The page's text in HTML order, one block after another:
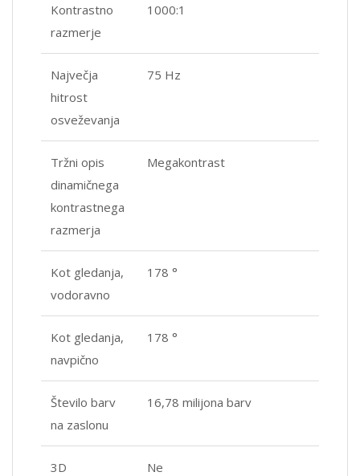
Kontrastno
razmerje
1000:1
Največja
hitrost
osveževanja
75 Hz
Tržni opis
dinamičnega
kontrastnega
razmerja
Megakontrast
Kot gledanja,
vodoravno
178 °
Kot gledanja,
navpično
178 °
Število barv
na zaslonu
16,78 milijona barv
3D Ne